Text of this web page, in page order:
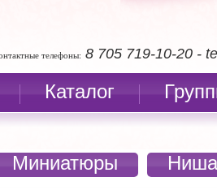
телефоны: 8 705 719-10-20 -
Каталог
Миниатюры